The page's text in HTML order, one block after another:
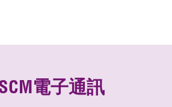
電子通訊